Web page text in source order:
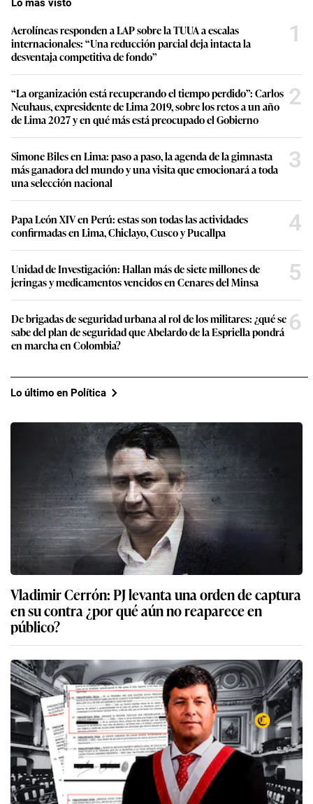
Lo más visto
Aerolíneas responden a LAP sobre la TUUA a escalas
internacionales: “Una reducción parcial deja intacta la
desventaja competitiva de fondo”
1
“La organización está recuperando el tiempo perdido”: Carlos
Neuhaus, expresidente de Lima 2019, sobre los retos a un año
de Lima 2027 y en qué más está preocupado el Gobierno
2
Simone Biles en Lima: paso a paso, la agenda de la gimnasta
más ganadora del mundo y una visita que emocionará a toda
una selección nacional
3
Papa León XIV en Perú: estas son todas las actividades
confirmadas en Lima, Chiclayo, Cusco y Pucallpa
4
Unidad de Investigación: Hallan más de siete millones de
jeringas y medicamentos vencidos en Cenares del Minsa
5
De brigadas de seguridad urbana al rol de los militares: ¿qué se
sabe del plan de seguridad que Abelardo de la Espriella pondrá
en marcha en Colombia?
6
Lo último en Política
Vladimir Cerrón: PJ levanta una orden de captura
en su contra ¿por qué aún no reaparece en
público?